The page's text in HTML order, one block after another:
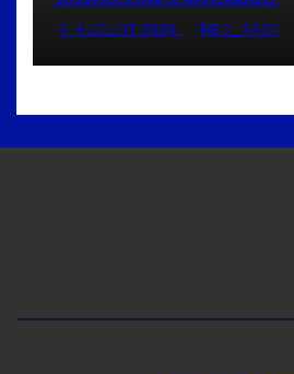
9. AUGUST 2026 RED_RA24